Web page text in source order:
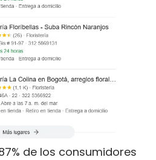
de los consumidores